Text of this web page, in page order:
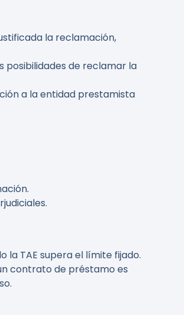
la reclamación,
posibilidades de reclamar la
a la entidad prestamista
la TAE supera el límite fijado.
contrato de préstamo es